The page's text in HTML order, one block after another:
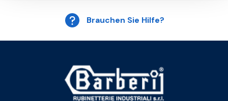
Brauchen Sie Hilfe?